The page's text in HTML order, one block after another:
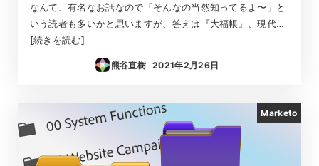
なんて、有名なお話なので「そんなの当然知ってるよ〜」と
いう読者も多いかと思いますが、答えは『大福帳』、現代…
[続きを読む]
熊谷直樹
投稿日
2021年2月26日
Marketo